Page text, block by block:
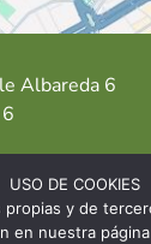
Albareda 6
635 638 563
USO DE COOKIES
propias y de
en nuestra